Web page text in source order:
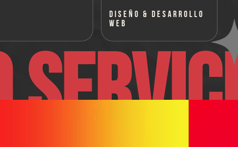
DISEÑO & DESARROLLO
WEB